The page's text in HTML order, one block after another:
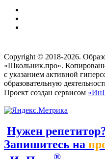
Copyright © 2018-2026.
«Школьник.про».
с указанием активной
образовательную
Проект создан сервисом
Нужен
Запишитесь на
®